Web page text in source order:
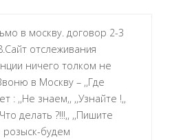
в москву. договор 2-3
отслеживания
ничего толком не
в Москву – ,,Где
: ,,Не знаем,, ,,Узнайте !,,
делать ?!!!,, ,,Пишите
розыск-будем